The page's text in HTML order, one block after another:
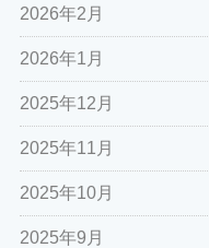
2026年2月
2026年1月
2025年12月
2025年11月
2025年10月
2025年9月